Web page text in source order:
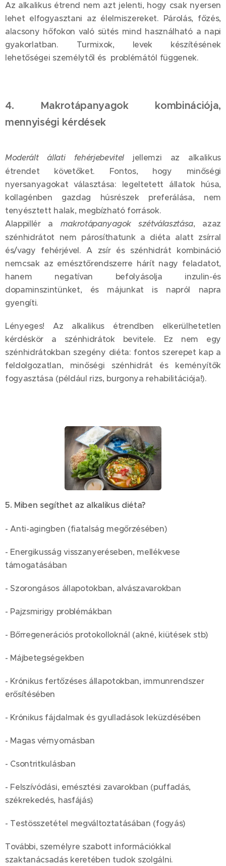
Az alkalikus étrend nem azt jelenti, hogy csak nyersen
lehet elfogyasztani az élelmiszereket. Párolás, főzés,
alacsony hőfokon való sütés mind használható a napi
gyakorlatban. Turmixok, levek készítésének
lehetőségei személytől és problémától függenek.
4. Makrotápanyagok kombinációja,
mennyiségi kérdések
Moderált állati fehérjebevitel jellemzi az alkalikus
étrendet követőket. Fontos, hogy minőségi
nyersanyagokat választása: legeltetett állatok húsa,
kollagénben gazdag húsrészek preferálása, nem
tenyésztett halak, megbízható források.
Alappillér a makrotápanyagok szétválasztása, azaz
szénhidrátot nem párosíthatunk a diéta alatt zsírral
és/vagy fehérjével. A zsír és szénhidrát kombináció
nemcsak az emésztőrendszerre hárít nagy feladatot,
hanem negatívan befolyásolja inzulin-és
dopaminszintünket, és májunkat is napról napra
gyengíti.
Lényeges! Az alkalikus étrendben elkerülhetetlen
kérdéskör a szénhidrátok bevitele. Ez nem egy
szénhidrátokban szegény diéta: fontos szerepet kap a
feldolgozatlan, minőségi szénhidrát és keményítők
fogyasztása (például rizs, burgonya rehabilitációja!).
5. Miben segíthet az alkalikus diéta?
- Anti-agingben (fiatalság megőrzésében)
- Energikusság visszanyeréseben, mellékvese
támogatásában
- Szorongásos állapotokban, alvászavarokban
- Pajzsmirigy problémákban
- Bőrregenerációs protokolloknál (akné, kiütések stb)
- Májbetegségekben
- Krónikus fertőzéses állapotokban, immunrendszer
erősítésében
- Krónikus fájdalmak és gyulladások leküzdésében
- Magas vérnyomásban
- Csontritkulásban
- Felszívódási, emésztési zavarokban (puffadás,
székrekedés, hasfájás)
- Testösszetétel megváltoztatásában (fogyás)
További, személyre szabott információkkal
szaktanácsadás keretében tudok szolgálni.